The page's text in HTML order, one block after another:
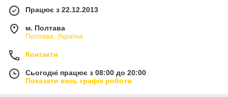
Працює з 22.12.2013
м. Полтава
Полтава, Україна
Контакти
Сьогодні працює з 08:00 до 20:00
Показати весь графік роботи